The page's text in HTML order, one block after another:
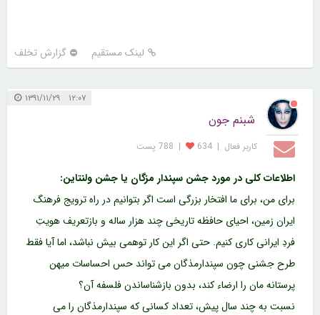
لینک مستقیم گزارش تخلف
۱۲:۰۷ ۱۳۹۱/۱۱/۲۹
شبنم جون
کاربر فعال |
634
| 788 پست
اطلاعات کلی در مورد جشن سپندار مزگان یا جشن ولنتاین:
برای من، برای ما افتخار بزرگی است اگر بتوانیم در راه ترویج فرهنگ
ایران زمین، احیای حافظه تاریخی چند هزار ساله و بازتعریف هویتِ
فردِ ایرانی کاری کنیم. حتی اگر این کار توهمی بیش نباشد، اما آیا فقط
طرح جشنی چون سپندارمذگان می تواند حس احساسات میهن
پرستانه مان را ارضاء کند، بدون بازشناساندن فلسفه آن؟
نسبت به چند سال پیش، تعداد کسانی که سپندارمذگان را می